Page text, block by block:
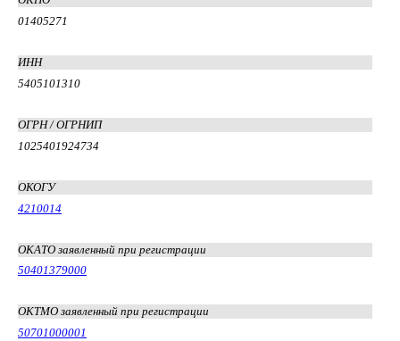
01405271
ИНН
5405101310
ОГРН / ОГРНИП
1025401924734
ОКОГУ
4210014
ОКАТО заявленный при регистрации
50401379000
ОКТМО заявленный при регистрации
50701000001